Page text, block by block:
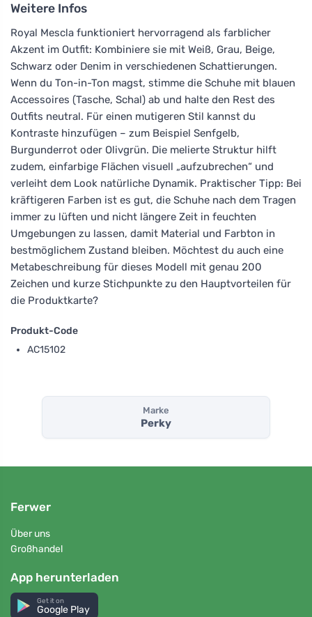
Weitere Infos
Royal Mescla funktioniert hervorragend als farblicher
Akzent im Outfit: Kombiniere sie mit Weiß, Grau, Beige,
Schwarz oder Denim in verschiedenen Schattierungen.
Wenn du Ton-in-Ton magst, stimme die Schuhe mit blauen
Accessoires (Tasche, Schal) ab und halte den Rest des
Outfits neutral. Für einen mutigeren Stil kannst du
Kontraste hinzufügen – zum Beispiel Senfgelb,
Burgunderrot oder Olivgrün. Die melierte Struktur hilft
zudem, einfarbige Flächen visuell „aufzubrechen“ und
verleiht dem Look natürliche Dynamik. Praktischer Tipp: Bei
kräftigeren Farben ist es gut, die Schuhe nach dem Tragen
immer zu lüften und nicht längere Zeit in feuchten
Umgebungen zu lassen, damit Material und Farbton in
bestmöglichem Zustand bleiben. Möchtest du auch eine
Metabeschreibung für dieses Modell mit genau 200
Zeichen und kurze Stichpunkte zu den Hauptvorteilen für
die Produktkarte?
Produkt-Code
AC15102
Marke
Perky
Ferwer
Über uns
Großhandel
App herunterladen
Get it on
Google Play